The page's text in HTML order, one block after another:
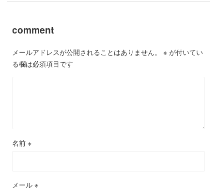
comment
メールアドレスが公開されることはありません。 ※ が付いてい
る欄は必須項目です
名前 ※
メール ※